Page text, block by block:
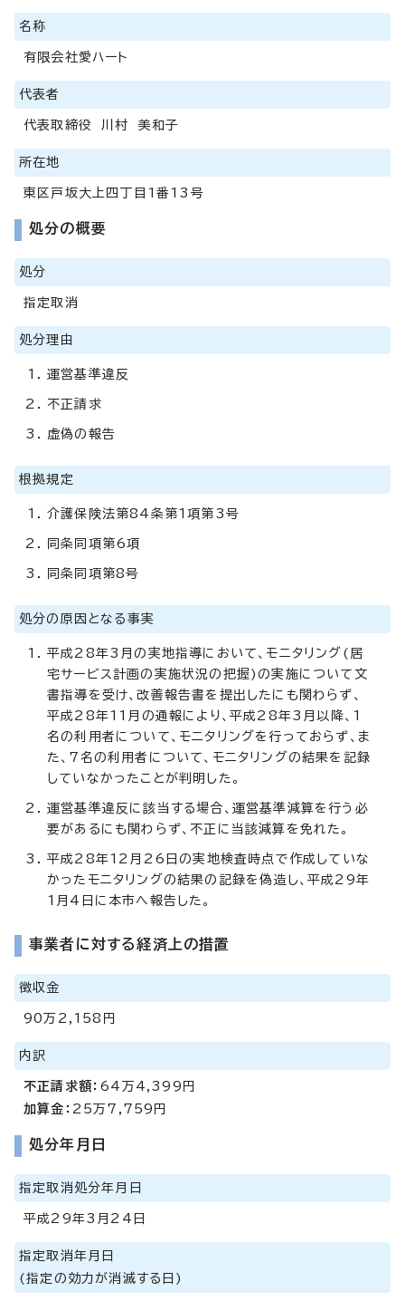
名称
有限会社愛ハート
代表者
代表取締役 川村 美和子
所在地
東区戸坂大上四丁目1番13号
処分の概要
処分
指定取消
処分理由
運営基準違反
不正請求
虚偽の報告
根拠規定
介護保険法第84条第1項第3号
同条同項第6項
同条同項第8号
処分の原因となる事実
平成28年3月の実地指導において、モニタリング(居
宅サービス計画の実施状況の把握)の実施について文
書指導を受け、改善報告書を提出したにも関わらず、
平成28年11月の通報により、平成28年3月以降、1
名の利用者について、モニタリングを行っておらず、ま
た、7名の利用者について、モニタリングの結果を記録
していなかったことが判明した。
運営基準違反に該当する場合、運営基準減算を行う必
要があるにも関わらず、不正に当該減算を免れた。
平成28年12月26日の実地検査時点で作成していな
かったモニタリングの結果の記録を偽造し、平成29年
1月4日に本市へ報告した。
事業者に対する経済上の措置
徴収金
90万2,158円
内訳
不正請求額： 64万4,399円
加算金： 25万7,759円
処分年月日
指定取消処分年月日
平成29年3月24日
指定取消年月日
(指定の効力が消滅する日)